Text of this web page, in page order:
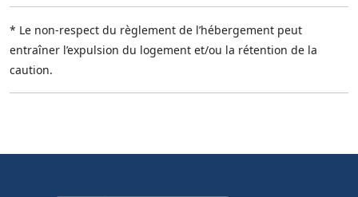
* Le non-respect du règlement de l’hébergement peut
entraîner l’expulsion du logement et/ou la rétention de la
caution.